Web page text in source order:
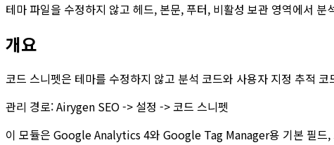
테마 파일을 수정하지 않고 헤드, 본문, 푸터, 비활성 보관 영역에서
개요
코드 스니펫은 테마를 수정하지 않고 분석 코드와 사용자 지정 추적
관리 경로:Airygen SEO -> 설정 -> 코드 스니펫
이 모듈은 Google Analytics 4와 Google Tag Manager용 기본 필드,